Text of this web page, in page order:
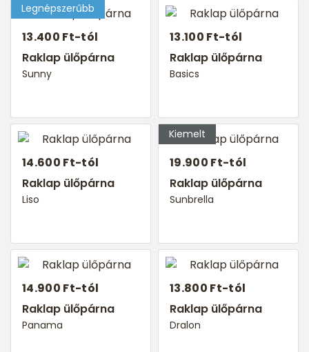
13.400 Ft-tól
Raklap ülőpárna
Sunny
13.100 Ft-tól
Raklap ülőpárna
Basics
14.600 Ft-tól
Raklap ülőpárna
Liso
19.900 Ft-tól
Raklap ülőpárna
Sunbrella
14.900 Ft-tól
Raklap ülőpárna
Panama
13.800 Ft-tól
Raklap ülőpárna
Dralon